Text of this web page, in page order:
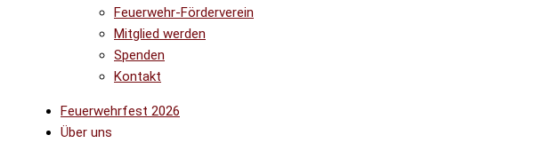
Feuerwehr-Förderverein
Mitglied werden
Spenden
Kontakt
Feuerwehrfest 2026
Über uns